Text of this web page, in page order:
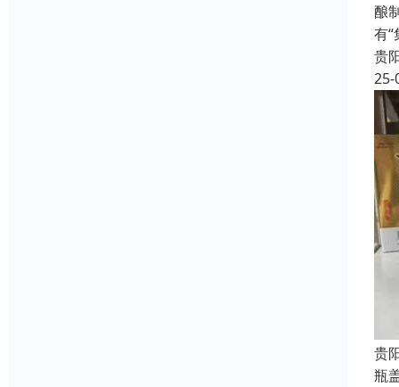
酿
有
贵
25-
贵
瓶